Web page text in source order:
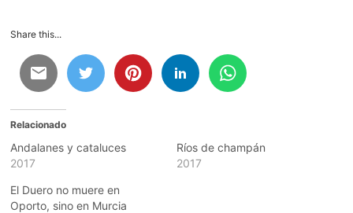
Share this...
Relacionado
Andalanes y cataluces
2017
Ríos de champán
2017
El Duero no muere en
Oporto, sino en Murcia